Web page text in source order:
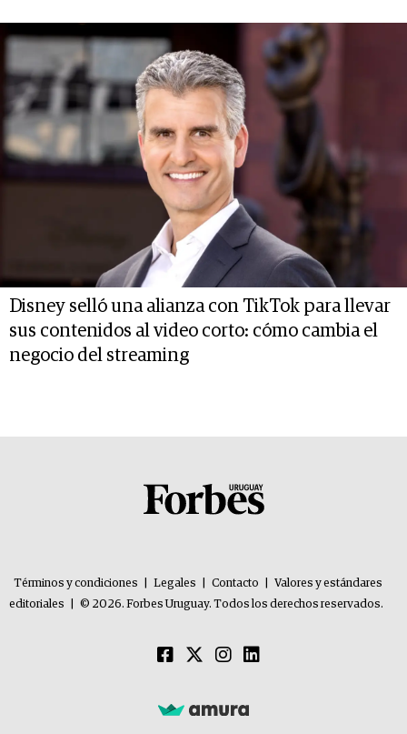
Disney selló una alianza con TikTok para llevar
sus contenidos al video corto: cómo cambia el
negocio del streaming
Términos y condiciones Legales Contacto
Valores y estándares
editoriales
© 2026. Forbes Uruguay. Todos los derechos reservados.